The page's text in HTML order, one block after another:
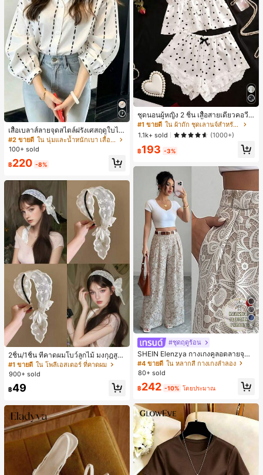
เสื้อเบลาส์ลายจุดสไตล์ฝรั่งเศสฤดูใบไม้
ร่วง, ทรงเข้ารูป, แขนยาวคอวี, สไตล์ให
ม่ฤดูใบไม้ผลิ, ป้องกันแสงแดด, ใส่ไป
#2 ขายดี
ใน นุ่มและน้ำหนักเบา เสื้อสตรี เสื้อเบลาส์ & Tee
100+ sold
฿220 -8%
2ชิ้น/1ชิ้น ที่คาดผมโบว์ลูกไม้ มงกุฎสูง
แถบกว้าง สีดำ สีขาว สำหรับใส่ประจำ
วัน กิ๊บติดผม ยางรัดผม (ลายปักดอกไม้
#1 ขายดี ใน โพลีเอสเตอร์ ที่คาดผม
900+ sold
฿49
ชุดนอนผู้หญิง 2 ชิ้น เสื้อสายเดี่ยวคอวีลู
กไม้ พร้อมกางเกงขาสั้นแต่งลูกไม้ แต่ง
โบว์ที่เอว ชุดลำลองผู้หญิงนุ่มสบายน่ารั
ก สไตล์เอสเธติก
#1 ขายดี
ใน ผ้าถัก ชุดเลานจ์สำหรับผู้หญิง
1.1k+ sold
(1000+)
฿193 -3%
5
#ชุดฤดูร้อน
SHEIN Elenzya กางเกงคูลอตลายจุดเ
อวสูงแบบใหม่สำหรับฤดูใบไม้ผลิ/ฤดูร้อ
น, สไตล์หรูหราเหมาะสำหรับใส่ในชีวิต
ประจำวันและทำงาน, ให้ความรู้สึกวินเ
ทจสำหรับฤดูรับปริญญา, เทศกาลดนตร
ี, การแข่งม้าดาร์บี้, วันประกาศอิสรภาพ
#4 ขายดี ใน หลากสี กางเกงลำลอง
80+ sold
฿242 -10% โดยประมาณ